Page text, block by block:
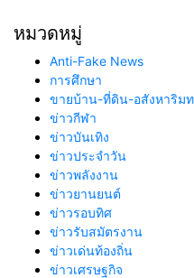
หมวดหมู่
Anti-Fake News
การศึกษา
ขายบ้าน-ที่ดิน-อสังหาริม
ข่าวกีฬา
ข่าวบันเทิง
ข่าวประจำวัน
ข่าวพลังงาน
ข่าวยานยนต์
ข่าวรอบทิศ
ข่าวรับสมัตรงาน
ข่าวเด่นท้องถิ่น
ข่าวเศรษฐกิจ